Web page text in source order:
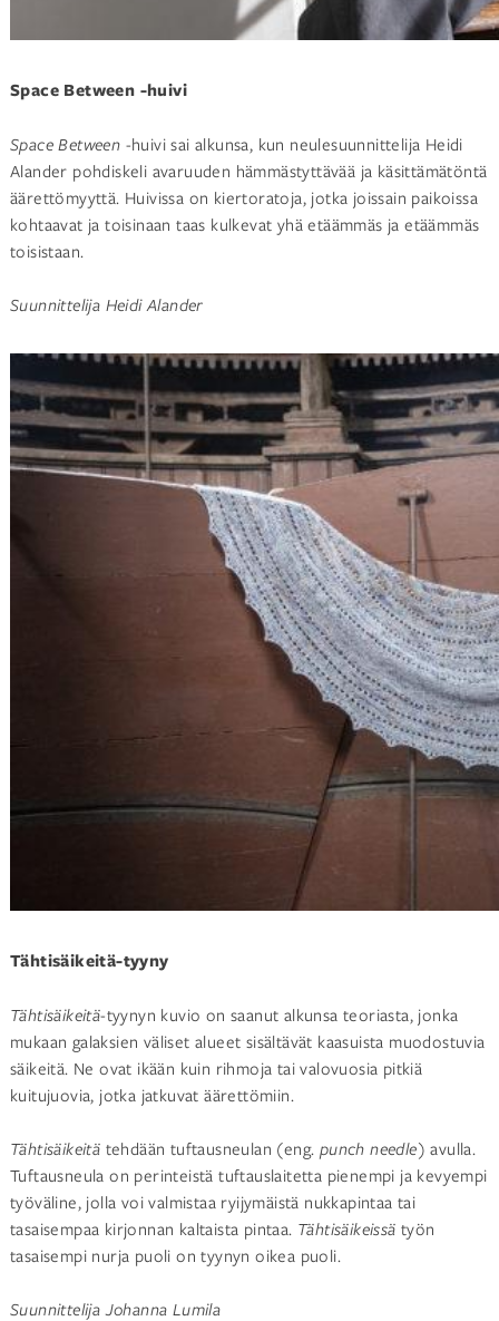
Space Between -huivi
Space Between -huivi sai alkunsa, kun neulesuunnittelija Heidi
Alander pohdiskeli avaruuden hämmästyttävää ja käsittämätöntä
äärettömyyttä. Huivissa on kiertoratoja, jotka joissain paikoissa
kohtaavat ja toisinaan taas kulkevat yhä etäämmäs ja etäämmäs
toisistaan.
Suunnittelija Heidi Alander
Tähtisäikeitä-tyyny
Tähtisäikeitä-tyynyn kuvio on saanut alkunsa teoriasta, jonka
mukaan galaksien väliset alueet sisältävät kaasuista muodostuvia
säikeitä. Ne ovat ikään kuin rihmoja tai valovuosia pitkiä
kuitujuovia, jotka jatkuvat äärettömiin.
Tähtisäikeitä tehdään tuftausneulan (eng. punch needle) avulla.
Tuftausneula on perinteistä tuftauslaitetta pienempi ja kevyempi
työväline, jolla voi valmistaa ryijymäistä nukkapintaa tai
tasaisempaa kirjonnan kaltaista pintaa. Tähtisäikeissä työn
tasaisempi nurja puoli on tyynyn oikea puoli.
Suunnittelija Johanna Lumila